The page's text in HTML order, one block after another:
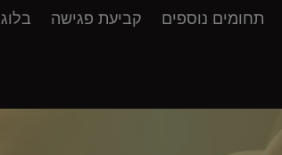
תחומים נוספים קביעת פגישה